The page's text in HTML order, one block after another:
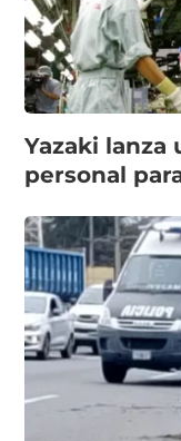
Yazaki lanza
personal